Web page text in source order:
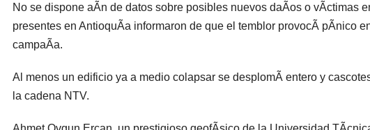
No se dispone aÃn de datos sobre posibles nuevos daÃos o vÃctimas
presentes en AntioquÃa informaron de que el temblor provocÃ pÃnico
campaÃa.
Al menos un edificio ya a medio colapsar se desplomÃ entero y
la cadena NTV.